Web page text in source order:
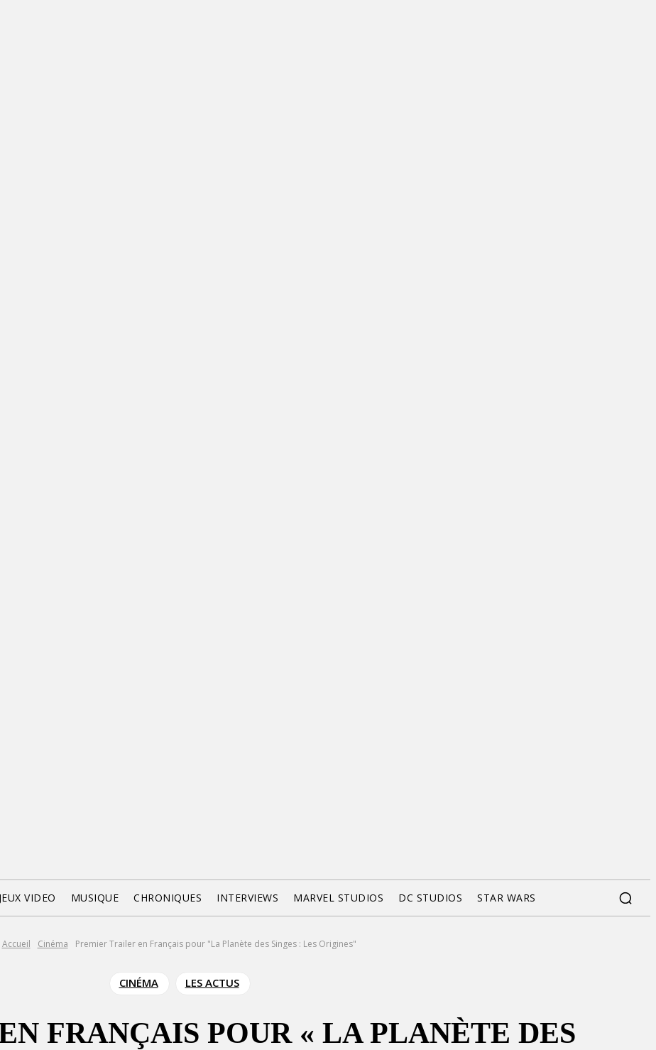
JEUX VIDEO MUSIQUE CHRONIQUES INTERVIEWS MARVEL STUDIOS DC STUDIOS STAR WARS
Accueil Cinéma Premier Trailer en Français pour "La Planète des Singes : Les Origines"
CINÉMA LES ACTUS
FRANÇAIS POUR « LA PLANÈTE DES